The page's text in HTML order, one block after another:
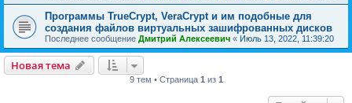
Программы TrueCrypt, VeraCrypt и им подобные для
создания файлов виртуальных зашифрованных дисков
Последнее сообщение Дмитрий Алексеевич « Июль 13, 2022, 11:39:20
Новая тема
9 тем • Страница 1 из 1